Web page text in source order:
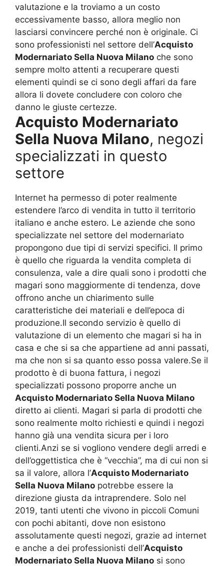
valutazione e la troviamo a un costo
eccessivamente basso, allora meglio non
lasciarsi convincere perché non è originale. Ci
sono professionisti nel settore dell’Acquisto
Modernariato Sella Nuova Milano che sono
sempre molto attenti a recuperare questi
elementi quindi se ci sono degli affari da fare
allora li dovete concludere con coloro che
danno le giuste certezze.
Acquisto Modernariato
Sella Nuova Milano, negozi
specializzati in questo
settore
Internet ha permesso di poter realmente
estendere l’arco di vendita in tutto il territorio
italiano e anche estero. Le aziende che sono
specializzate nel settore del modernariato
propongono due tipi di servizi specifici. Il primo
è quello che riguarda la vendita completa di
consulenza, vale a dire quali sono i prodotti che
magari sono maggiormente di tendenza, dove
offrono anche un chiarimento sulle
caratteristiche dei materiali e dell’epoca di
produzione.Il secondo servizio è quello di
valutazione di un elemento che magari si ha in
casa e che si sa che appartiene ad anni passati,
ma che non si sa quanto esso possa valere.Se il
prodotto è di buona fattura, i negozi
specializzati possono proporre anche un
Acquisto Modernariato Sella Nuova Milano
diretto ai clienti. Magari si parla di prodotti che
sono realmente molto richiesti e quindi i negozi
hanno già una vendita sicura per i loro
clienti.Anzi se si vogliono vendere degli arredi e
dell’oggettistica che è “vecchia”, ma di cui non si
sa il valore, allora l’Acquisto Modernariato
Sella Nuova Milano potrebbe essere la
direzione giusta da intraprendere. Solo nel
2019, tanti utenti che vivono in piccoli Comuni
con pochi abitanti, dove non esistono
assolutamente questi negozi, grazie ad internet
e anche a dei professionisti dell’Acquisto
Modernariato Sella Nuova Milano si sono